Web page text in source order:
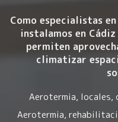
Como especialistas
instalamos en
permiten
climatizar
Aerotermia, locales,
Aerotermia,